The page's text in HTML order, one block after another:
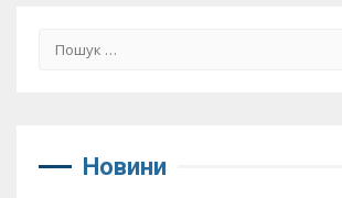
Пошук:
Новини